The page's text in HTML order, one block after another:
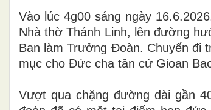
Vào lúc 4g00 sáng ngày
Nhà thờ Thánh Linh, lên đường
Ban làm Trưởng Đoàn. Chuyến đi
mục cho Đức cha tân cử Gioan
Vượt qua chặng đường dài gần